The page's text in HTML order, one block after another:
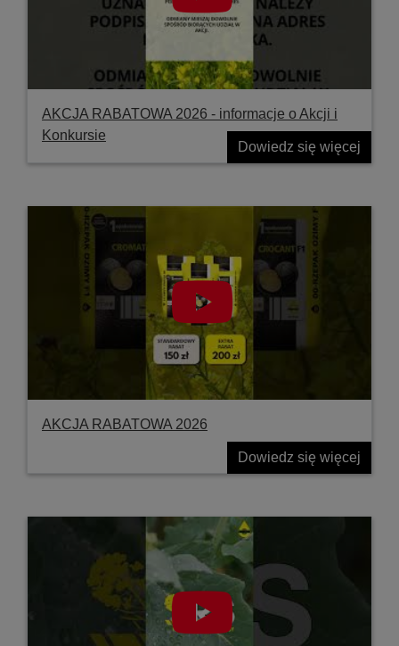
AKCJA RABATOWA 2026 - informacje o Akcji i
Konkursie
Dowiedz się więcej
AKCJA RABATOWA 2026
Dowiedz się więcej